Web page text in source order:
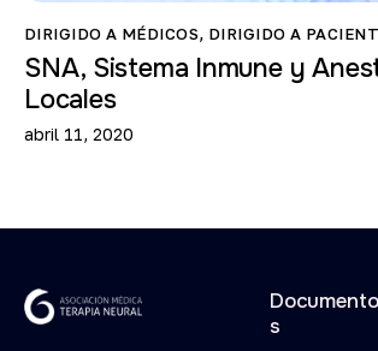
DIRIGIDO A MÉDICOS, DIRIGIDO A
SNA, Sistema Inmune y
Locales
abril 11, 2020
Documento
s